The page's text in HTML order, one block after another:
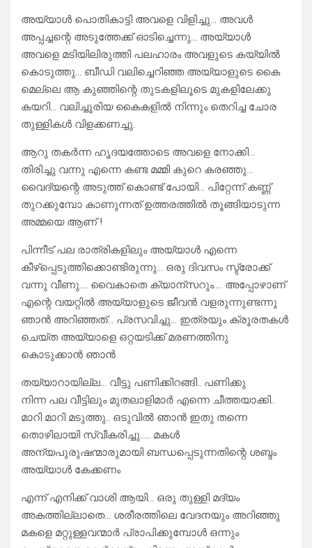
അയ്യാൾ പൊതികാട്ടി അവളെ വിളിച്ചു… അവൾ
അപ്പച്ചന്റെ അടുത്തേക്ക് ഓടിച്ചെന്നു… അയ്യാൾ
അവളെ മടിയിലിരുത്തി പലഹാരം അവളുടെ കയ്യിൽ
കൊടുത്തു… ബീഡി വലിച്ചെറിഞ്ഞ അയ്യാളുടെ കൈ
മെല്ലെ ആ കുഞ്ഞിന്റെ തുടകളിലൂടെ മുകളിലേക്കു
കയറി… വലിച്ചൂരിയ കൈകളിൽ നിന്നും തെറിച്ച ചോര
തുള്ളികൾ വിളക്കണച്ചു.
ആറു തകർന്ന ഹൃദയത്തോടെ അവളെ നോക്കി…
തിരിച്ചു വന്നു എന്നെ കണ്ട മമ്മി കുറെ കരഞ്ഞു…
വൈദ്യന്റെ അടുത്ത് കൊണ്ട് പോയി… പിറ്റേന്ന് കണ്ണ്
തുറക്കുമ്പോ കാണുന്നത് ഉത്തരത്തിൽ തൂങ്ങിയാടുന്ന
അമ്മയെ ആണ് !
പിന്നീട് പല രാത്രികളിലും അയ്യാൾ എന്നെ
കീഴ്പ്പെടുത്തിക്കൊണ്ടിരുന്നു… ഒരു ദിവസം സ്ട്രോക്ക്
വന്നു വീണു…. വൈകാതെ ക്യാന്സറും…. അപ്പോഴാണ്
എന്റെ വയറ്റിൽ അയ്യാളുടെ ജീവൻ വളരുന്നുണ്ടന്നു
ഞാൻ അറിഞ്ഞത്… പ്രസവിച്ചു… ഇത്രയും ക്രൂരതകൾ
ചെയ്ത അയ്യാളെ ഒറ്റയടിക്ക് മരണത്തിനു
കൊടുക്കാൻ ഞാൻ
തയ്യാറായില്ല… വീട്ടു പണിക്കിറങ്ങി.. പണിക്കു
നിന്ന പല വീട്ടിലും മുതലാളിമാർ എന്നെ ചീത്തയാക്കി..
മാറി മാറി മടുത്തു.. ഒടുവിൽ ഞാൻ ഇതു തന്നെ
തൊഴിലായി സ്വീകരിച്ചു….. മകൾ
അന്യപുരുഷന്മാരുമായി ബന്ധപ്പെടുന്നതിന്റെ ശബ്ദം
അയ്യാൾ കേക്കണം
എന്ന് എനിക്ക് വാശി ആയി… ഒരു തുള്ളി മദ്യം
അകത്തില്ലാതെ… ശരീരത്തിലെ വേദനയും അറിഞ്ഞു
മകളെ മറ്റുള്ളവന്മാർ പ്രാപിക്കുമ്പോൾ ഒന്നും